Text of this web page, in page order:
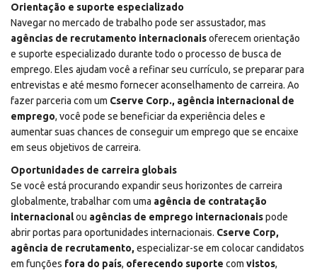
Orientação e suporte especializado
Navegar no mercado de trabalho pode ser assustador, mas
agências de recrutamento internacionaisoferecem orientação
e suporte especializado durante todo o processo de busca de
emprego. Eles ajudam você a refinar seu currículo, se preparar para
entrevistas e até mesmo fornecer aconselhamento de carreira. Ao
fazer parceria com um Cserve Corp., agência internacional de
emprego, você pode se beneficiar da experiência deles e
aumentar suas chances de conseguir um emprego que se encaixe
em seus objetivos de carreira.
Oportunidades de carreira globais
Se você está procurando expandir seus horizontes de carreira
globalmente, trabalhar com uma agência de contratação
internacionalou agências de emprego internacionaispode
abrir portas para oportunidades internacionais. Cserve Corp,
agência de recrutamento,especializar-se em colocar candidatos
em funções fora do país, oferecendo suporte com vistos,